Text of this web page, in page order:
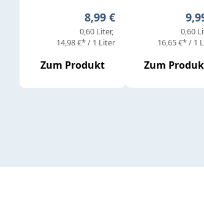
Regulärer Preis:
8,99 €
0,60 Liter
14,98 €* / 1 Liter
Zum Produkt
0,60
16,65 €* / 1
Zum